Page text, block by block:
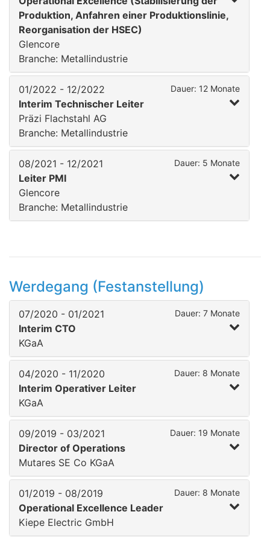
Produktion, Anfahren einer Produktionslinie,
Reorganisation der HSEC)
Glencore
Branche: Metallindustrie
01/2022 - 12/2022 Dauer: 12 Monate
Interim Technischer Leiter
Präzi Flachstahl AG
Branche: Metallindustrie
08/2021 - 12/2021 Dauer: 5 Monate
Leiter PMI
Glencore
Branche: Metallindustrie
Werdegang (Festanstellung)
07/2020 - 01/2021 Dauer: 7 Monate
Interim CTO
KGaA
04/2020 - 11/2020 Dauer: 8 Monate
Interim Operativer Leiter
KGaA
09/2019 - 03/2021 Dauer: 19 Monate
Director of Operations
Mutares SE Co KGaA
01/2019 - 08/2019 Dauer: 8 Monate
Operational Excellence Leader
Kiepe Electric GmbH